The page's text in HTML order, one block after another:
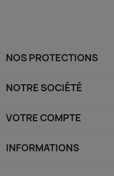
NOS PROTECTIONS
NOTRE SOCIÉTÉ
VOTRE COMPTE
INFORMATIONS